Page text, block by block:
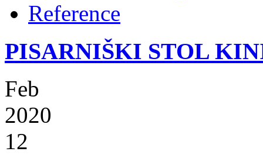
Reference
PISARNIŠKI STOL
Feb
2020
12